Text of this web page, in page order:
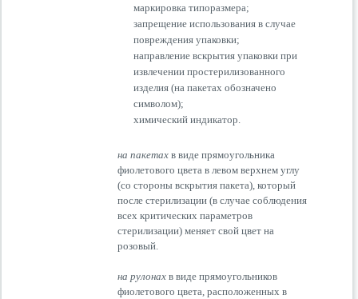
маркировка типоразмера;
запрещение использования в случае
повреждения упаковки;
направление вскрытия упаковки при
извлечении простерилизованного
изделия (на пакетах обозначено
символом);
химический индикатор.
на пакетах в виде прямоугольника
фиолетового цвета в левом верхнем углу
(со стороны вскрытия пакета), который
после стерилизации (в случае соблюдения
всех критических параметров
стерилизации) меняет свой цвет на
розовый.
на рулонахв виде прямоугольников
фиолетового цвета, расположенных в